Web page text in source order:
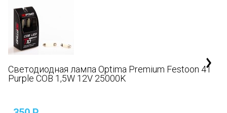
Светодиодная лампа Optima Premium Festoon 41
Purple COB 1,5W 12V 25000K